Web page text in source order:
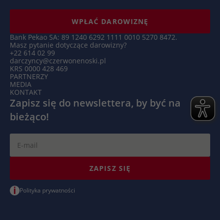
WPŁAĆ DAROWIZNĘ
Bank Pekao SA: 89 1240 6292 1111 0010 5270 8472.
Masz pytanie dotyczące darowizny?
+22 614 02 99
darczyncy@czerwonenoski.pl
KRS 0000 428 469
PARTNERZY
MEDIA
KONTAKT
Zapisz się do newslettera, by być na
bieżąco!
ZAPISZ SIĘ
i Polityka prywatności
Zamiar
Clarity przeglądarki i ustawienia wyłącznie
dla tej witryny. Gwarantuje to, że działania
podejmowane podczas kolejnych wizyt na
tej samej stronie zostaną powiązane z tym
samym identyfikatorem użytkownika.
Nazwa
Dostawca
Czas
Zamiar
Microsoft Clarity ustawia ten plik cookie w
odsłon strony użytkownika w jedno
Targetowanie/remarketing, pomiar
skuteczności reklam